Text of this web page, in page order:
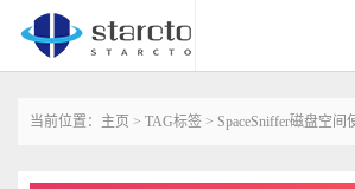
当前位置： 主页 > TAG标签 > SpaceSniffer磁盘空间